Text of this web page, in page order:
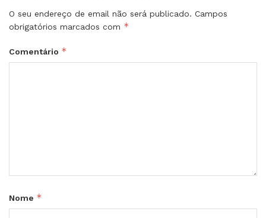
O seu endereço de email não será publicado. Campos
obrigatórios marcados com *
Comentário *
Nome *